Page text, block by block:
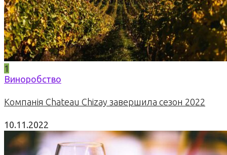
1
Виноробство
Компанія Chateau Chizay завершила сезон 2022
10.11.2022